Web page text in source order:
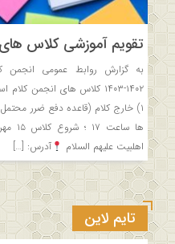
تقویم آموزشی کلاس های سال
به گزارش روابط عمومی انجمن
۱۴۰۲-۱۴۰۳ کلاس های انجمن
۱) خارج کلام (قاعده دفع ضرر
ها ساعت ۱۷ ؛ شروع کلاس ۱۵ مهر
اهلبیت علیهم السلام
آدرس: […]
تایم لاین